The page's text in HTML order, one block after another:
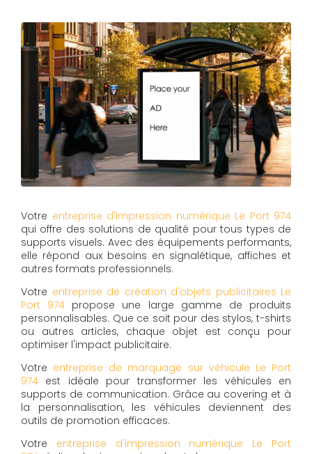
Votre entreprise d'impression numérique Le Port 974
qui offre des solutions de qualité pour tous types de
supports visuels. Avec des équipements performants,
elle répond aux besoins en signalétique, affiches et
autres formats professionnels.
Votre entreprise de création d'objets publicitaires Le
Port 974 propose une large gamme de produits
personnalisables. Que ce soit pour des stylos, t-shirts
ou autres articles, chaque objet est conçu pour
optimiser l'impact publicitaire.
Votre entreprise de marquage sur véhicule Le Port
974 est idéale pour transformer les véhicules en
supports de communication. Grâce au covering et à
la personnalisation, les véhicules deviennent des
outils de promotion efficaces.
Votre entreprise d'impression numérique Le Port